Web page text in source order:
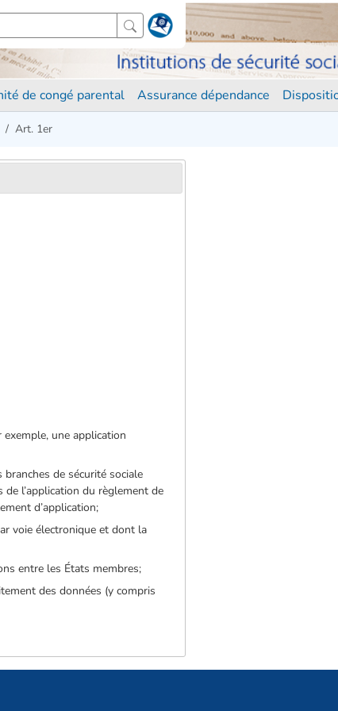
de congé parental Assurance dépendance
Art. 1er
une application
de sécurité sociale
de l’application du règlement de
d’application;
voie électronique et dont la
entre les États membres;
des données (y compris